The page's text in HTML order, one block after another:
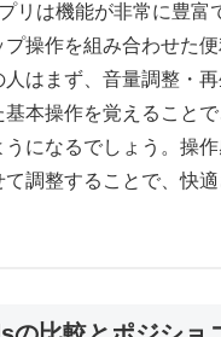
リは機能が非常に豊富
操作を組み合わせた
人はまず、音量調整・
基本操作を覚えること
になるでしょう。操
て調整することで、快